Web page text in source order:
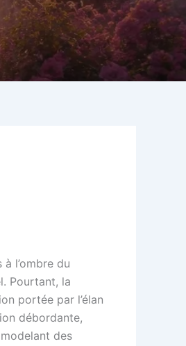
l’ombre du
Pourtant, la
portée par l’élan
débordante,
des